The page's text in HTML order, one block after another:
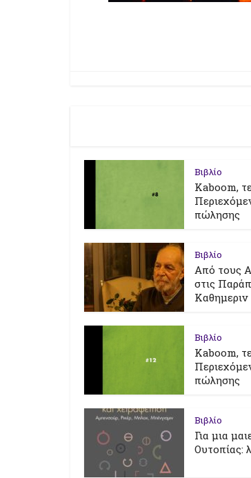
Βιβλίο
Kaboom,
πώλησης
Βιβλίο
Από τους
στις
Καθημεριν
Βιβλίο
Kaboom,
πώλησης
Βιβλίο
Για μια
Ουτοπίας: